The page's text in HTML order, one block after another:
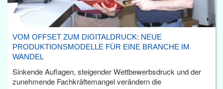
VOM OFFSET ZUM DIGITALDRUCK: NEUE
PRODUKTIONSMODELLE FÜR EINE BRANCHE IM
WANDEL
Sinkende Auflagen, steigender Wettbewerbsdruck und der
zunehmende Fachkräftemangel verändern die